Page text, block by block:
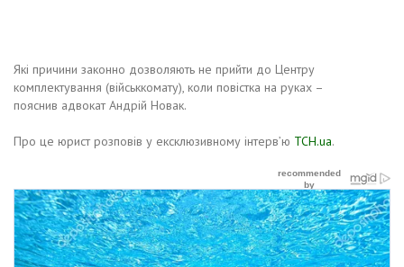
Які причини законно дозволяють не прийти до Центру
комплектування (військкомату), коли повістка на руках –
пояснив адвокат Андрій Новак.
Про це юрист розповів у ексклюзивному інтерв’ю ТСН.ua.